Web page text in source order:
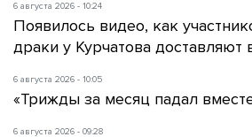
6 августа 2026 - 10:24
Появилось видео, как
драки у Курчатова доставляют
6 августа 2026 - 10:05
«Трижды за месяц падал
6 августа 2026 - 09:28